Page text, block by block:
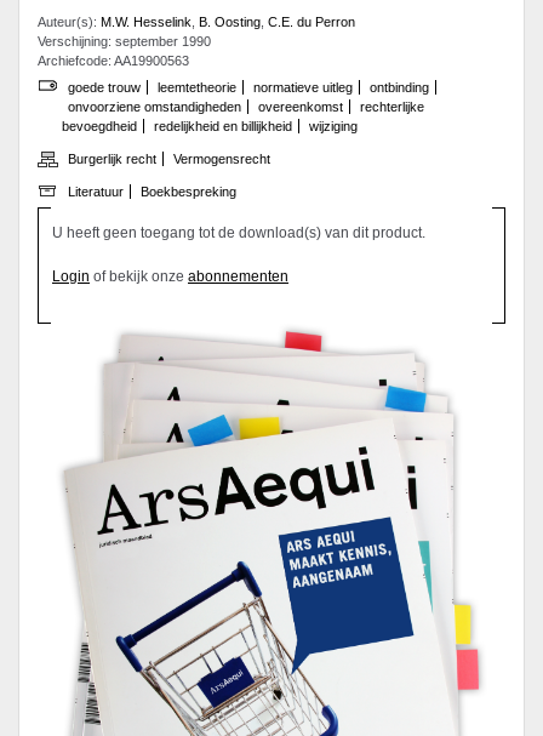
Auteur(s): M.W. Hesselink B. Oosting C.E. du Perron
Verschijning: september 1990
Archiefcode: AA19900563
goede trouw
leemtetheorie normatieve uitleg
ontbinding
onvoorziene omstandigheden
overeenkomst
rechterlijke
bevoegdheid
redelijkheid en billijkheid wijziging
Burgerlijk recht Vermogensrecht
Literatuur Boekbespreking
U heeft geen toegang tot de download(s) van dit product.
Login of bekijk onze abonnementen